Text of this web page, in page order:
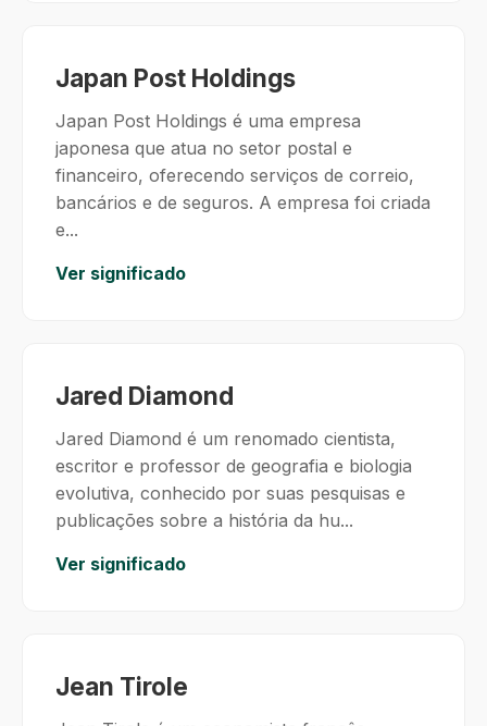
Japan Post Holdings
Japan Post Holdings é uma empresa
japonesa que atua no setor postal e
financeiro, oferecendo serviços de correio,
bancários e de seguros. A empresa foi criada
e...
Ver significado
Jared Diamond
Jared Diamond é um renomado cientista,
escritor e professor de geografia e biologia
evolutiva, conhecido por suas pesquisas e
publicações sobre a história da hu...
Ver significado
Jean Tirole